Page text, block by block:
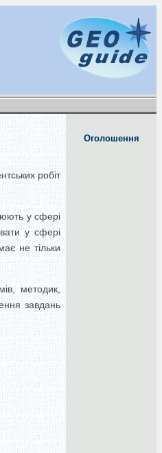
робіт
у сфері
у сфері
не тільки
методик,
завдань
Оголошення